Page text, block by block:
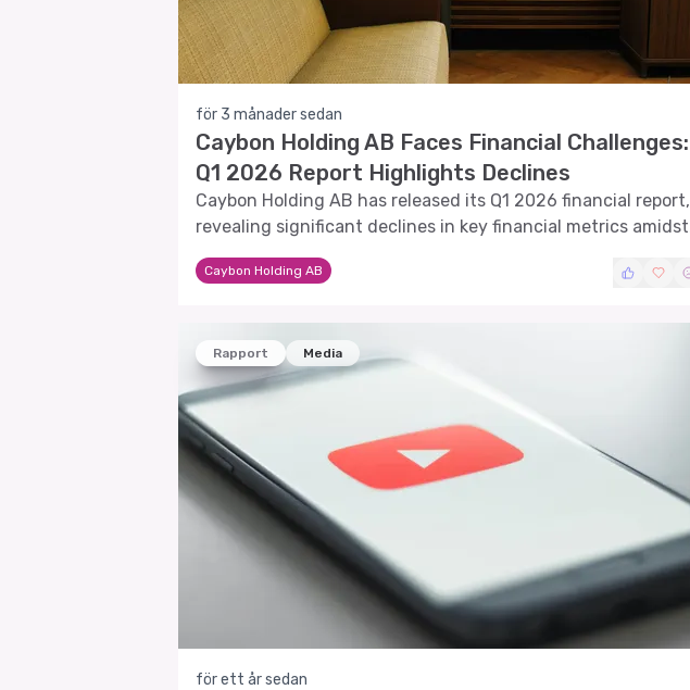
för 3 månader sedan
Caybon Holding AB Faces Financial Challenges:
Q1 2026 Report Highlights Declines
Caybon Holding AB has released its Q1 2026 financial report,
revealing significant declines in key financial metrics amidst
challenging market conditions.
Caybon Holding AB
Rapport Media
för ett år sedan